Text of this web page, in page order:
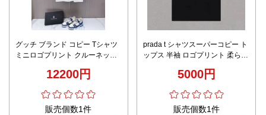
グッチ ブランド コピー Tシャツ
ミニロゴプリント クルーネック
12200円
販売個数1件
prada t シャツスーパーコピー ト
ップス 半袖 ロゴプリント 柔らか
5000円
販売個数1件